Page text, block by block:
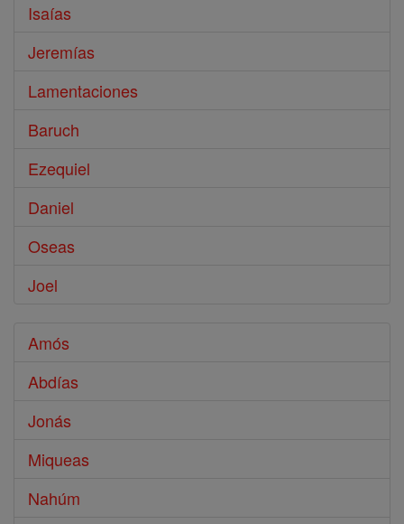
Isaías
Jeremías
Lamentaciones
Baruch
Ezequiel
Daniel
Oseas
Joel
Amós
Abdías
Jonás
Miqueas
Nahúm